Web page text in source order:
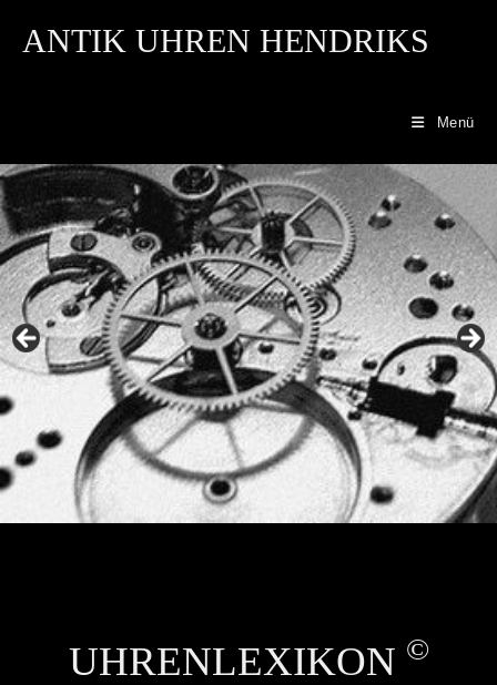
ANTIK UHREN HENDRIKS
Menü
UHRENLEXIKON ©